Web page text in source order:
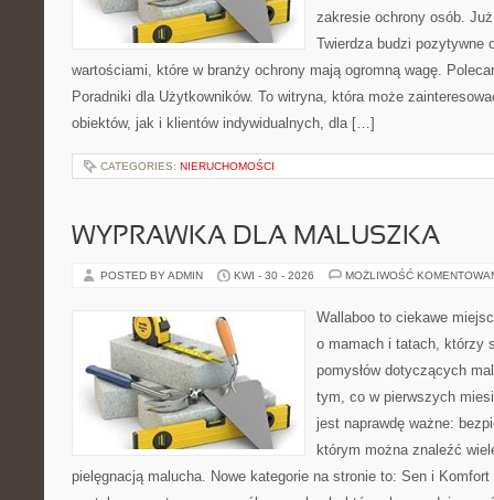
zakresie ochrony osób.
Twierdza budzi pozytywne
wartościami, które w branży ochrony mają ogromną wagę.
Poradniki dla Użytkowników. To witryna, która może
obiektów, jak i klientów indywidualnych, dla […]
CATEGORIES: NIERUCHOMOŚCI
WYPRAWKA DLA MALUSZKA
POSTED BY ADMIN KWI - 30 - 2026 MOŻLIWOŚĆ
Wallaboo to ciekawe
o mamach i tatach, którzy
pomysłów dotyczących
tym, co w pierwszych
jest naprawdę ważne:
którym można znaleźć
pielęgnacją malucha. Nowe kategorie na stronie to: Sen i